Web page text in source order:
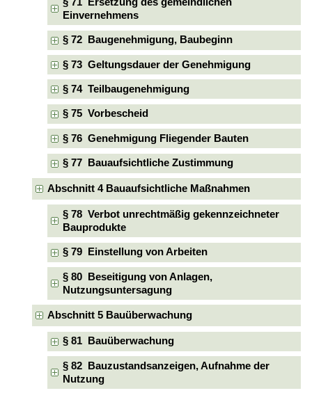
Einvernehmens
§ 72 Baugenehmigung, Baubeginn
§ 73 Geltungsdauer der Genehmigung
§ 74 Teilbaugenehmigung
§ 75 Vorbescheid
§ 76 Genehmigung Fliegender Bauten
§ 77 Bauaufsichtliche Zustimmung
Abschnitt 4 Bauaufsichtliche Maßnahmen
§ 78 Verbot unrechtmäßig gekennzeichneter
Bauprodukte
§ 79 Einstellung von Arbeiten
§ 80 Beseitigung von Anlagen,
Nutzungsuntersagung
Abschnitt 5 Bauüberwachung
§ 81 Bauüberwachung
§ 82 Bauzustandsanzeigen, Aufnahme der
Nutzung